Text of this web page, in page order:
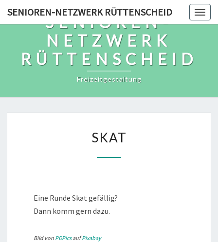
SENIOREN-NETZWERK RÜTTENSCHEID
SENIOREN-
NETZWERK
RÜTTENSCHEID
Freizeitgestaltung
SKAT
Eine Runde Skat gefällig?
Dann komm gern dazu.
Bild von PDPicsaufPixabay